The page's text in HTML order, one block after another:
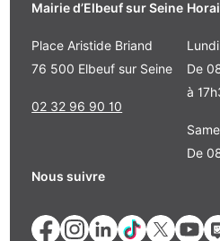
Mairie d’Elbeuf sur Seine
Place Aristide Briand
76 500 Elbeuf sur Seine
02 32 96 90 10
De
à
De
Nous suivre